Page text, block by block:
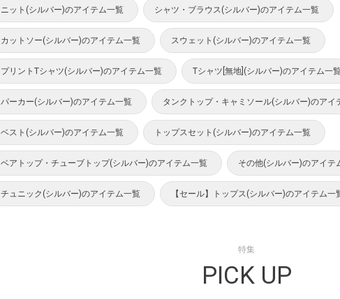
ニット(シルバー)のアイテム一覧 シャツ・ブラウス(シルバー)のアイテム一覧
カットソー(シルバー)のアイテム一覧 スウェット(シルバー)のアイテム一覧
プリントTシャツ(シルバー)のアイテム一覧 Tシャツ[無地](シルバー)のアイテム一
パーカー(シルバー)のアイテム一覧 タンクトップ・キャミソール(シルバー)のアイ
ベスト(シルバー)のアイテム一覧 トップスセット(シルバー)のアイテム一覧
ベアトップ・チューブトップ(シルバー)のアイテム一覧 その他(シルバー)のアイテ
チュニック(シルバー)のアイテム一覧 【セール】トップス(シルバー)のアイテム一
特集
PICK UP